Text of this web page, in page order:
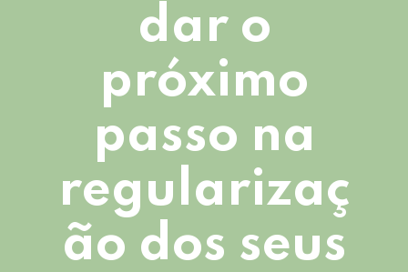
dar o
próximo
passo na
regularizaç
ão dos seus